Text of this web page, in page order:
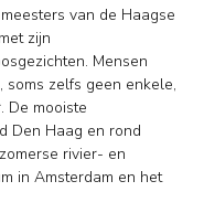
van de Haagse
zijn
Mensen
zelfs geen enkele,
Den Haag en rond
rivier- en